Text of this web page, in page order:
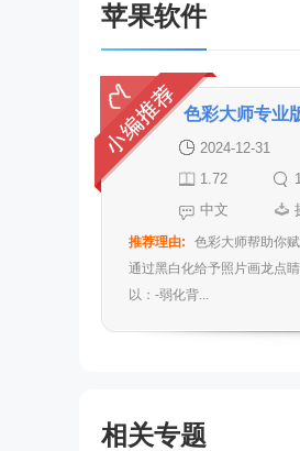
苹果软件
色彩大师专业
2024-12-31
1.72
中文
推荐理由:
色彩大师帮助你
通过黑白化给予照片画龙点
以：-弱化背...
相关专题